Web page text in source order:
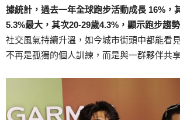
據統計，過去一年全球跑步活動成長 16%，
5.3%最大，其次20-29歲4.3%，顯示跑步趨
社交風氣持續升溫，如今城市街頭中都能看
不再是孤獨的個人訓練，而是與一群夥伴共